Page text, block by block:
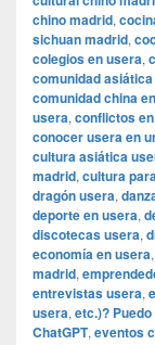
chino madrid,
sichuan madrid,
colegios en usera,
comunidad
comunidad china
usera, conflictos
conocer usera en
cultura asiática
madrid, cultura
dragón usera,
deporte en usera,
discotecas usera,
economía en usera,
madrid,
entrevistas usera,
usera, etc.)?
ChatGPT, eventos